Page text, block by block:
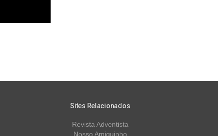
Sites Relacionados
Revista Adventista
Nosso Amiguinho